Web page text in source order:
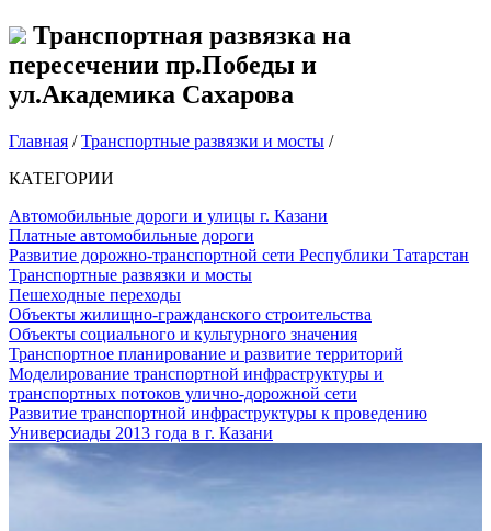
Транспортная развязка на
пересечении пр.Победы и
ул.Академика Сахарова
Главная /Транспортные развязки и мосты /
КАТЕГОРИИ
Автомобильные дороги и улицы г. Казани
Платные автомобильные дороги
Развитие дорожно-транспортной сети Республики Татарстан
Транспортные развязки и мосты
Пешеходные переходы
Объекты жилищно-гражданского строительства
Объекты социального и культурного значения
Транспортное планирование и развитие территорий
Моделирование транспортной инфраструктуры и
транспортных потоков улично-дорожной сети
Развитие транспортной инфраструктуры к проведению
Универсиады 2013 года в г. Казани